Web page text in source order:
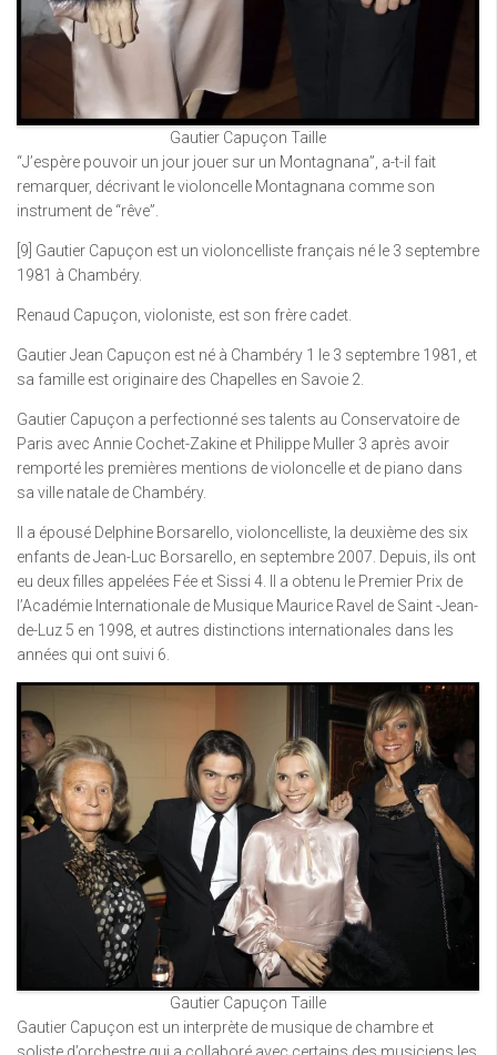
Gautier Capuçon Taille
“J’espère pouvoir un jour jouer sur un Montagnana”, a-t-il fait
remarquer, décrivant le violoncelle Montagnana comme son
instrument de “rêve”.
[9] Gautier Capuçon est un violoncelliste français né le 3 septembre
1981 à Chambéry.
Renaud Capuçon, violoniste, est son frère cadet.
Gautier Jean Capuçon est né à Chambéry 1 le 3 septembre 1981, et
sa famille est originaire des Chapelles en Savoie 2.
Gautier Capuçon a perfectionné ses talents au Conservatoire de
Paris avec Annie Cochet-Zakine et Philippe Muller 3 après avoir
remporté les premières mentions de violoncelle et de piano dans
sa ville natale de Chambéry.
Il a épousé Delphine Borsarello, violoncelliste, la deuxième des six
enfants de Jean-Luc Borsarello, en septembre 2007. Depuis, ils ont
eu deux filles appelées Fée et Sissi 4. Il a obtenu le Premier Prix de
l’Académie Internationale de Musique Maurice Ravel de Saint -Jean-
de-Luz 5 en 1998, et autres distinctions internationales dans les
années qui ont suivi 6.
Gautier Capuçon Taille
Gautier Capuçon est un interprète de musique de chambre et
soliste d’orchestre qui a collaboré avec certains des musiciens les